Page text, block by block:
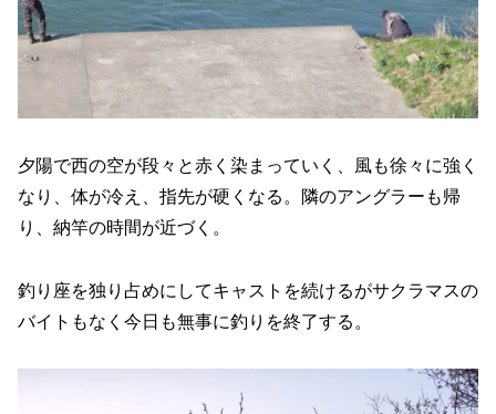
夕陽で西の空が段々と赤く染まっていく、風も徐々に強く
なり、体が冷え、指先が硬くなる。隣のアングラーも帰
り、納竿の時間が近づく。
釣り座を独り占めにしてキャストを続けるがサクラマスの
バイトもなく今日も無事に釣りを終了する。